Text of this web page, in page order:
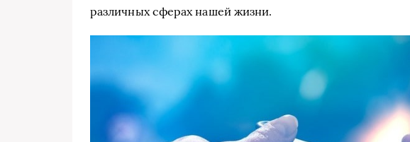
различных сферах нашей жизни.